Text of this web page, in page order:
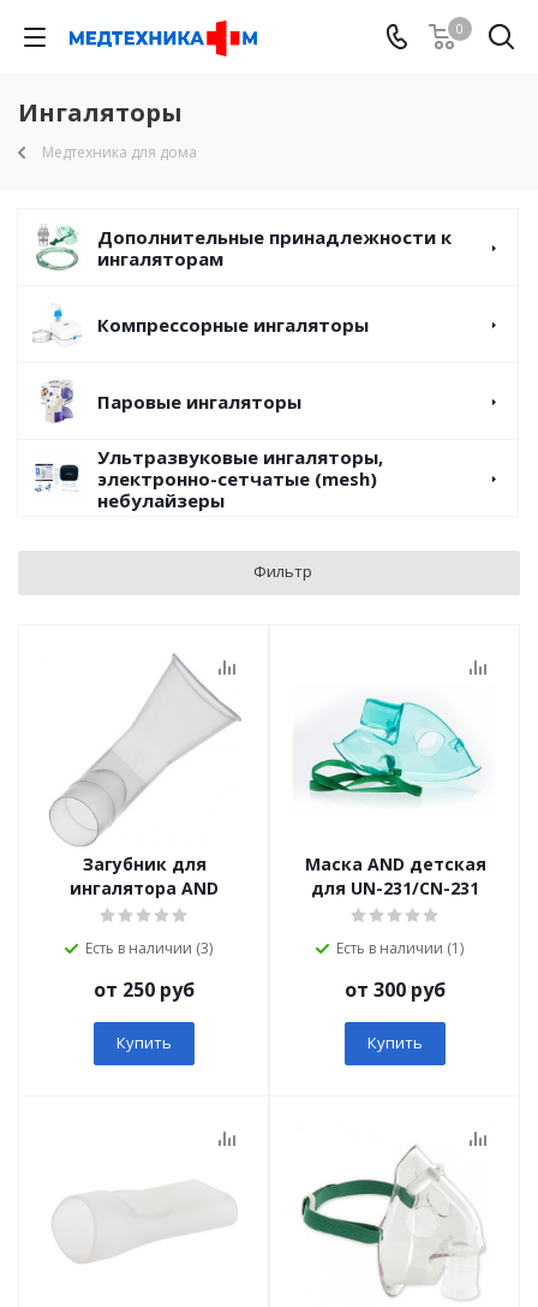
0
Ингаляторы
Медтехника для дома
Дополнительные принадлежности к
ингаляторам
Компрессорные ингаляторы
Паровые ингаляторы
Ультразвуковые ингаляторы,
электронно-сетчатые (mesh)
небулайзеры
Фильтр
Загубник для
ингалятора AND
Есть в наличии (3)
от 250 руб
Купить
Маска AND детская
для UN-231/CN-231
Есть в наличии (1)
от 300 руб
Купить